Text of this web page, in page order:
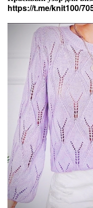
https://t.me/knit100/